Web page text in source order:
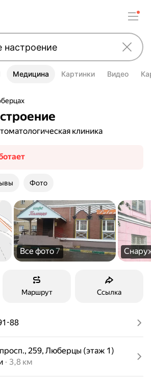
Медицина Картинки Видео
клиника
Фото
Все фото7
Маршрут Ссылка
88
259, Люберцы (этаж 1)
Расстояние 3,8 км
3,8 км